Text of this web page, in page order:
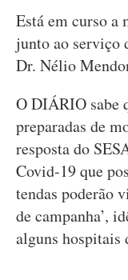
Está em curso a
junto ao serviço
Dr. Nélio
O DIÁRIO sabe
preparadas de
resposta do
Covid-19 que
tendas poderão
de campanha’,
alguns hospitais